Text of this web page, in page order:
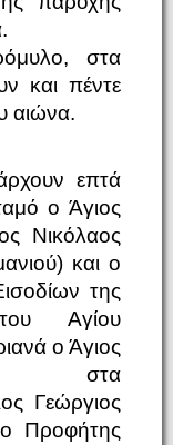
στα
και πέντε
αιώνα.
επτά
ο Άγιος
Νικόλαος
και ο
της
Αγίου
ο Άγιος
στα
Γεώργιος
Προφήτης